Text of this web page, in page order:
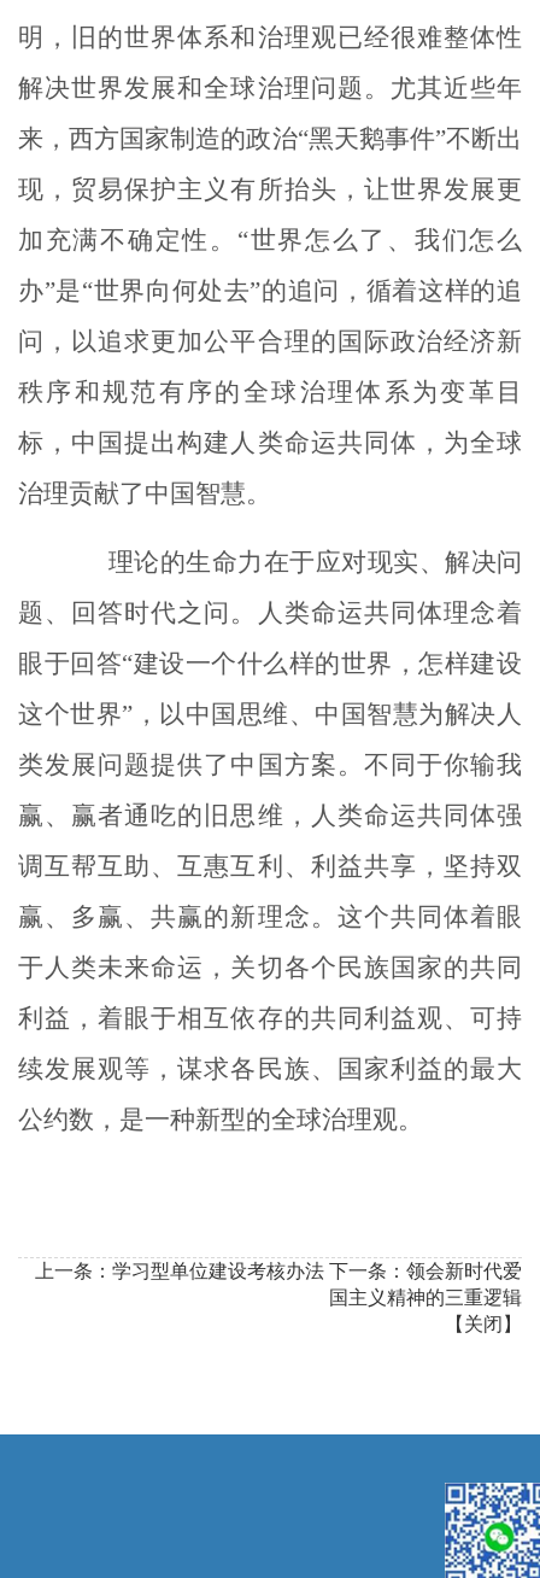
明，旧的世界体系和治理观已经很难整体性
解决世界发展和全球治理问题。尤其近些年
来，西方国家制造的政治“黑天鹅事件”不断出
现，贸易保护主义有所抬头，让世界发展更
加充满不确定性。“世界怎么了、我们怎么
办”是“世界向何处去”的追问，循着这样的追
问，以追求更加公平合理的国际政治经济新
秩序和规范有序的全球治理体系为变革目
标，中国提出构建人类命运共同体，为全球
治理贡献了中国智慧。
理论的生命力在于应对现实、解决问
题、回答时代之问。人类命运共同体理念着
眼于回答“建设一个什么样的世界，怎样建设
这个世界”，以中国思维、中国智慧为解决人
类发展问题提供了中国方案。不同于你输我
赢、赢者通吃的旧思维，人类命运共同体强
调互帮互助、互惠互利、利益共享，坚持双
赢、多赢、共赢的新理念。这个共同体着眼
于人类未来命运，关切各个民族国家的共同
利益，着眼于相互依存的共同利益观、可持
续发展观等，谋求各民族、国家利益的最大
公约数，是一种新型的全球治理观。
上一条： 学习型单位建设考核办法 下一条： 领会新时代爱
国主义精神的三重逻辑
【 关闭 】